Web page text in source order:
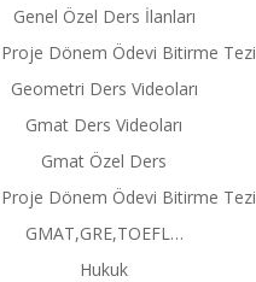
Genel Özel Ders İlanları
Dönem Ödevi Bitirme Tezi
Geometri Ders Videoları
Gmat Ders Videoları
Gmat Özel Ders
Dönem Ödevi Bitirme Tezi
GMAT,GRE,TOEFL…
Hukuk